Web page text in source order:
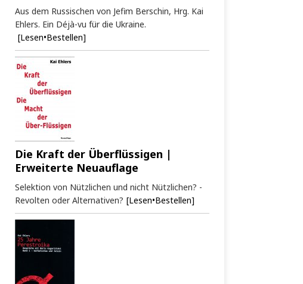
Aus dem Russischen von Jefim Berschin, Hrg. Kai
Ehlers. Ein Déjà-vu für die Ukraine.
[Lesen•Bestellen]
Die Kraft der Überflüssigen |
Erweiterte Neuauflage
Selektion von Nützlichen und nicht Nützlichen? -
Revolten oder Alternativen? [Lesen•Bestellen]